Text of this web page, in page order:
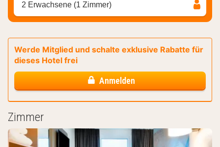
2 Erwachsene (1 Zimmer)
Werde Mitglied und schalte exklusive Rabatte für
dieses Hotel frei
Anmelden
Zimmer